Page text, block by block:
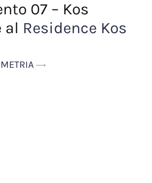
07 – Kos
al Residence Kos